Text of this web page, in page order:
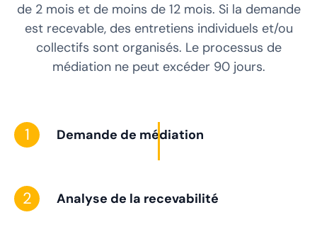
de 2 mois et de moins de 12 mois. Si la demande
est recevable, des entretiens individuels et/ou
collectifs sont organisés. Le processus de
médiation ne peut excéder 90 jours.
1 Demande de médiation
2 Analyse de la recevabilité